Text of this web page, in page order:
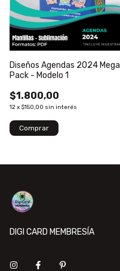
Diseños Agendas 2024 Mega
Pack - Modelo 1
$1.800,00
12x $150,00 sin interés
DIGI CARD MEMBRESÍA